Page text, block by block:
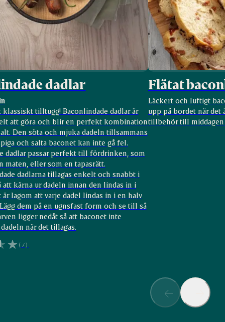
dadlar
klassiskt tilltugg! Baconlindade dadlar är
att göra och blir en perfekt kombination
Den söta och mjuka dadeln tillsammans
och salta baconet kan inte gå fel.
dadlar passar perfekt till fördrinken, som
maten, eller som en tapasrätt.
dadlarna tillagas enkelt och snabbt i
att kärna ur dadeln innan den lindas in i
är lagom att varje dadel lindas in i en halv
dem på en ugnsfast form och se till så
ligger nedåt så att baconet inte
när det tillagas.
(7)
Flätat
Läckert och luftigt
upp på bordet när det
tillbehör till